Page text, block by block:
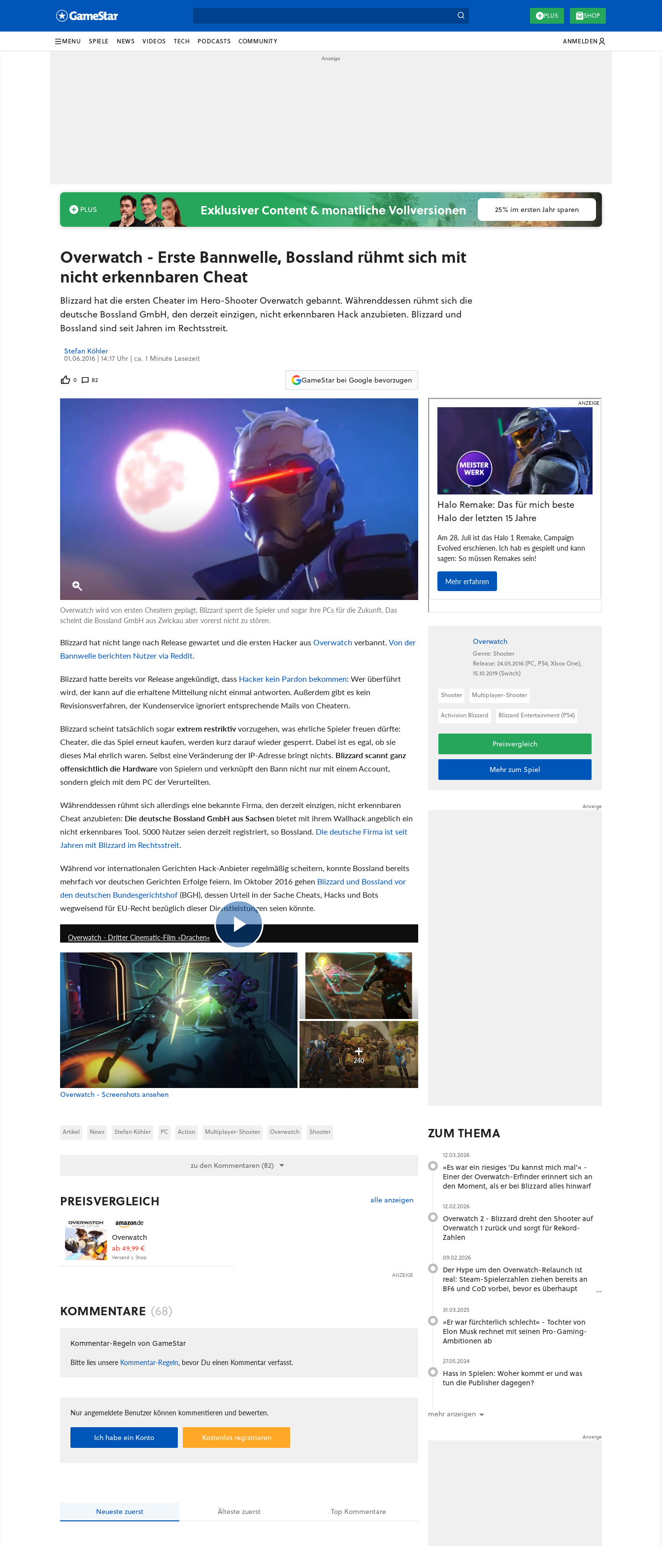
PLUS SHOP
MENU SPIELE NEWS VIDEOS TECH PODCASTS COMMUNITY ANMELDEN
Exklusiver Content & monatliche Vollversionen 25% im ersten Jahr sparen
Overwatch - Erste Bannwelle, Bossland rühmt sich mit
nicht erkennbaren Cheat
Blizzard hat die ersten Cheater im Hero-Shooter Overwatch gebannt. Währenddessen rühmt sich die
deutsche Bossland GmbH, den derzeit einzigen, nicht erkennbaren Hack anzubieten. Blizzard und
Bossland sind seit Jahren im Rechtsstreit.
Stefan Köhler
01.06.2016 | 14:17 Uhr | ca. 1 Minute Lesezeit
0 82 GameStar bei Google bevorzugen
Overwatch wird von ersten Cheatern geplagt, Blizzard sperrt die Spieler und sogar ihre PCs für die Zukunft. Das
scheint die Bossland GmbH aus Zwickau aber vorerst nicht zu stören.
Blizzard hat nicht lange nach Release gewartet und die ersten Hacker ausOverwatch verbannt.Von der
Bannwelle berichten Nutzer via Reddit.
Blizzard hatte bereits vor Release angekündigt, dass Hacker kein Pardon bekommen: Wer überführt
wird, der kann auf die erhaltene Mitteilung nicht einmal antworten. Außerdem gibt es kein
Revisionsverfahren, der Kundenservice ignoriert entsprechende Mails von Cheatern.
Blizzard scheint tatsächlich sogarextrem restriktivvorzugehen, was ehrliche Spieler freuen dürfte:
Cheater, die das Spiel erneut kaufen, werden kurz darauf wieder gesperrt. Dabei ist es egal, ob sie
dieses Mal ehrlich waren. Selbst eine Veränderung der IP-Adresse bringt nichts. Blizzard scannt ganz
offensichtlich die Hardware von Spielern und verknüpft den Bann nicht nur mit einem Account,
sondern gleich mit dem PC der Verurteilten.
Währenddessen rühmt sich allerdings eine bekannte Firma, den derzeit einzigen, nicht erkennbaren
Cheat anzubieten: Die deutsche Bossland GmbH aus Sachsen bietet mit ihrem Wallhack angeblich ein
nicht erkennbares Tool. 5000 Nutzer seien derzeit registriert, so Bossland. Die deutsche Firma ist seit
Jahren mit Blizzard im Rechtsstreit.
Während vor internationalen Gerichten Hack-Anbieter regelmäßig scheitern, konnte Bossland bereits
mehrfach vor deutschen Gerichten Erfolge feiern. Im Oktober 2016 gehen Blizzard und Bossland vor
den deutschen Bundesgerichtshof(BGH), dessen Urteil in der Sache Cheats, Hacks und Bots
wegweisend für EU-Recht bezüglich dieser Dienstleistungen seien könnte.
Overwatch - Dritter Cinematic-Film »Drachen«
240
Overwatch - Screenshots ansehen
Artikel News Stefan Köhler PC Action Multiplayer-Shooter Overwatch Shooter
zu den Kommentaren (82)
PREISVERGLEICH alle anzeigen
Overwatch
ab 49,99 €
Versand s. Shop
ANZEIGE
KOMMENTARE (68)
Kommentar-Regeln von GameStar
Bitte lies unsere Kommentar-Regeln, bevor Du einen Kommentar verfasst.
Nur angemeldete Benutzer können kommentieren und bewerten.
Ich habe ein Konto Kostenlos registrieren
Neueste zuerst Ältestezuerst Top Kommentare
Overwatch
Genre: Shooter
Release: 24.05.2016 (PC, PS4, Xbox One),
15.10.2019 (Switch)
Shooter Multiplayer-Shooter
Activision Blizzard Blizzard Entertainment (PS4)
Preisvergleich
Mehr zum Spiel
ZUM THEMA
12.03.2026
»Es war ein riesiges 'Du kannst mich mal'« -
Einer der Overwatch-Erfinder erinnert sich an
den Moment, als er bei Blizzard alles hinwarf
12.02.2026
Overwatch 2 - Blizzard dreht den Shooter auf
Overwatch 1 zurück und sorgt für Rekord-
Zahlen
09.02.2026
Der Hype um den Overwatch-Relaunch ist
real: Steam-Spielerzahlen ziehen bereits an
BF6 und CoD vorbei, bevor es überhaupt
31.03.2025
»Er war fürchterlich schlecht« - Tochter von
Elon Musk rechnet mit seinen Pro-Gaming-
Ambitionen ab
27.05.2024
Hass in Spielen: Woher kommt er und was
tun die Publisher dagegen?
mehr anzeigen